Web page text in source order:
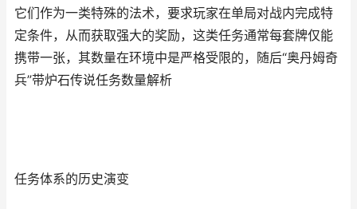
它们作为一类特殊的法术，要求玩家在单局对战内完成特
定条件，从而获取强大的奖励，这类任务通常每套牌仅能
携带一张，其数量在环境中是严格受限的，随后“奥丹姆奇
兵”带炉石传说任务数量解析
任务体系的历史演变